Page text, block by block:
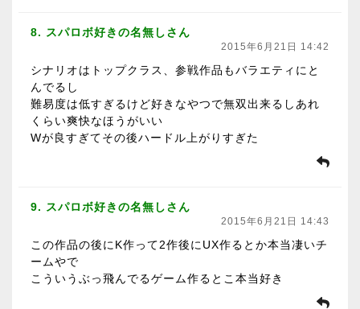
8. スパロボ好きの名無しさん
2015年6月21日 14:42
シナリオはトップクラス、参戦作品もバラエティにと
んでるし
難易度は低すぎるけど好きなやつで無双出来るしあれ
くらい爽快なほうがいい
Wが良すぎてその後ハードル上がりすぎた
9. スパロボ好きの名無しさん
2015年6月21日 14:43
この作品の後にK作って2作後にUX作るとか本当凄いチ
ームやで
こういうぶっ飛んでるゲーム作るとこ本当好き